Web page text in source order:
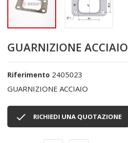
GUARNIZIONE ACCIAIO
Riferimento 2405023
GUARNIZIONE ACCIAIO
 RICHIEDI UNA QUOTAZIONE